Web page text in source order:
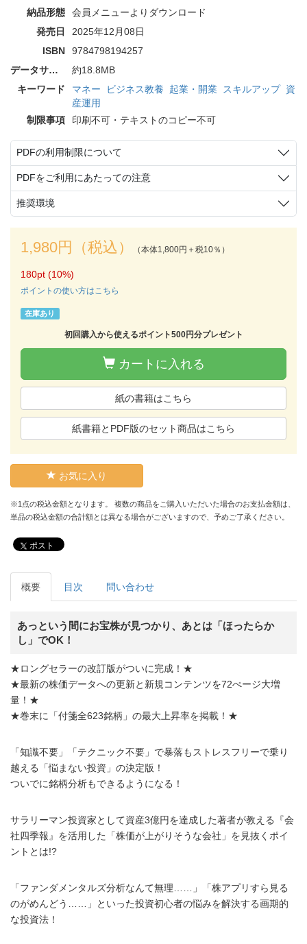
納品形態
会員メニューよりダウンロード
発売日
2025年12月08日
ISBN
9784798194257
データサイズ
約18.8MB
キーワード
マネー ビジネス教養 起業・開業 スキルアップ 資
産運用
制限事項
印刷不可・テキストのコピー不可
PDFの利用制限について
PDFをご利用にあたっての注意
推奨環境
1,980円（税込） （本体1,800円＋税10％）
180pt (10%)
ポイントの使い方はこちら
在庫あり
初回購入から使えるポイント500円分プレゼント
カートに入れる
紙の書籍はこちら
紙書籍とPDF版のセット商品はこちら
お気に入り
※1点の税込金額となります。 複数の商品をご購入いただいた場合のお支払金額は、
単品の税込金額の合計額とは異なる場合がございますので、予めご了承ください。
ポスト
概要 目次 問い合わせ
あっという間にお宝株が見つかり、あとは「ほったらか
し」でOK！
★ロングセラーの改訂版がついに完成！★
★最新の株価データへの更新と新規コンテンツを72ぺージ大増
量！★
★巻末に「付箋全623銘柄」の最大上昇率を掲載！★
「知識不要」「テクニック不要」で暴落もストレスフリーで乗り
越える「悩まない投資」の決定版！
ついでに銘柄分析もできるようになる！
サラリーマン投資家として資産3億円を達成した著者が教える『会
社四季報』を活用した「株価が上がりそうな会社」を見抜くポイ
ントとは!?
「ファンダメンタルズ分析なんて無理……」「株アプリすら見る
のがめんどう……」といった投資初心者の悩みを解決する画期的
な投資法！